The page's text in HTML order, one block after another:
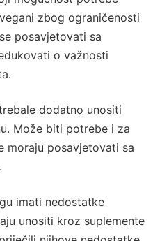
zbog ograničenosti
posavjetovati sa
o važnosti
dodatno unositi
Može biti potrebe i za
moraju posavjetovati sa
imati nedostatke
unositi kroz suplemente